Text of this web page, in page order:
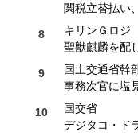
関税立替払い
キリンＧロジ
聖獣麒麟を配
国土交通省幹
事務次官に塩
国交省
デジタコ・ド